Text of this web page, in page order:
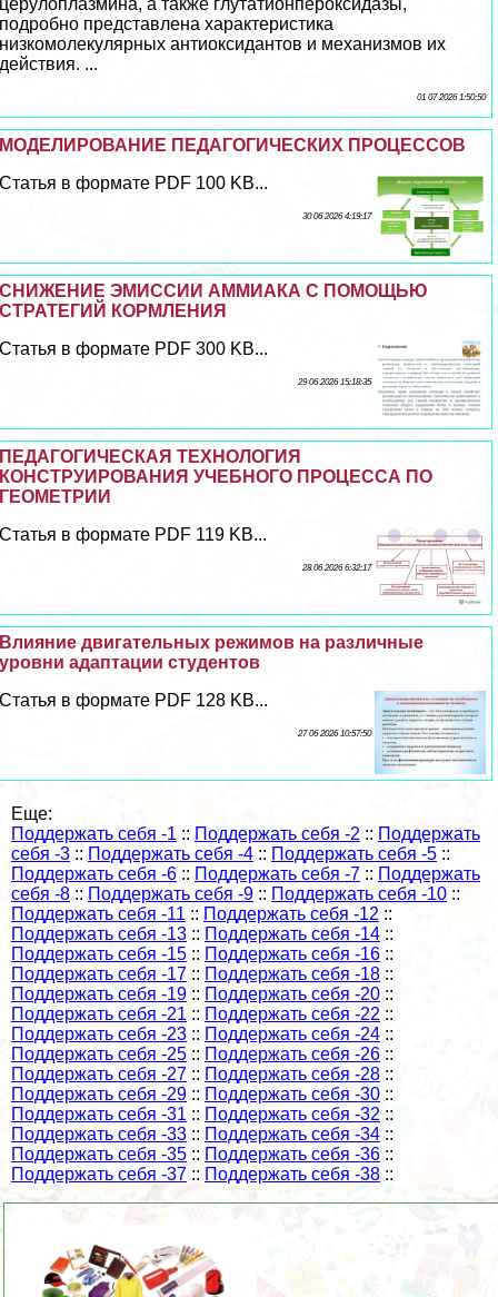
церулоплазмина, а также глутатионпероксидазы,
подробно представлена хаpaктеристика
низкомолекулярных антиоксидантов и механизмов их
действия. ...
01 07 2026 1:50:50
МОДЕЛИРОВАНИЕ ПЕДАГОГИЧЕСКИХ ПРОЦЕССОВ
Статья в формате PDF 100 KB...
30 06 2026 4:19:17
СНИЖЕНИЕ ЭМИССИИ АММИАКА С ПОМОЩЬЮ
СТРАТЕГИЙ КОРМЛЕНИЯ
Статья в формате PDF 300 KB...
29 06 2026 15:18:35
ПЕДАГОГИЧЕСКАЯ ТЕХНОЛОГИЯ
КОНСТРУИРОВАНИЯ УЧЕБНОГО ПРОЦЕССА ПО
ГЕОМЕТРИИ
Статья в формате PDF 119 KB...
28 06 2026 6:32:17
Влияние двигательных режимов на различные
уровни адаптации студентов
Статья в формате PDF 128 KB...
27 06 2026 10:57:50
Еще:
Поддержать себя -1 :: Поддержать себя -2 :: Поддержать
себя -3 :: Поддержать себя -4 :: Поддержать себя -5 ::
Поддержать себя -6 :: Поддержать себя -7 :: Поддержать
себя -8 :: Поддержать себя -9 :: Поддержать себя -10 ::
Поддержать себя -11 :: Поддержать себя -12 ::
Поддержать себя -13 :: Поддержать себя -14 ::
Поддержать себя -15 :: Поддержать себя -16 ::
Поддержать себя -17 :: Поддержать себя -18 ::
Поддержать себя -19 :: Поддержать себя -20 ::
Поддержать себя -21 :: Поддержать себя -22 ::
Поддержать себя -23 :: Поддержать себя -24 ::
Поддержать себя -25 :: Поддержать себя -26 ::
Поддержать себя -27 :: Поддержать себя -28 ::
Поддержать себя -29 :: Поддержать себя -30 ::
Поддержать себя -31 :: Поддержать себя -32 ::
Поддержать себя -33 :: Поддержать себя -34 ::
Поддержать себя -35 :: Поддержать себя -36 ::
Поддержать себя -37 :: Поддержать себя -38 ::